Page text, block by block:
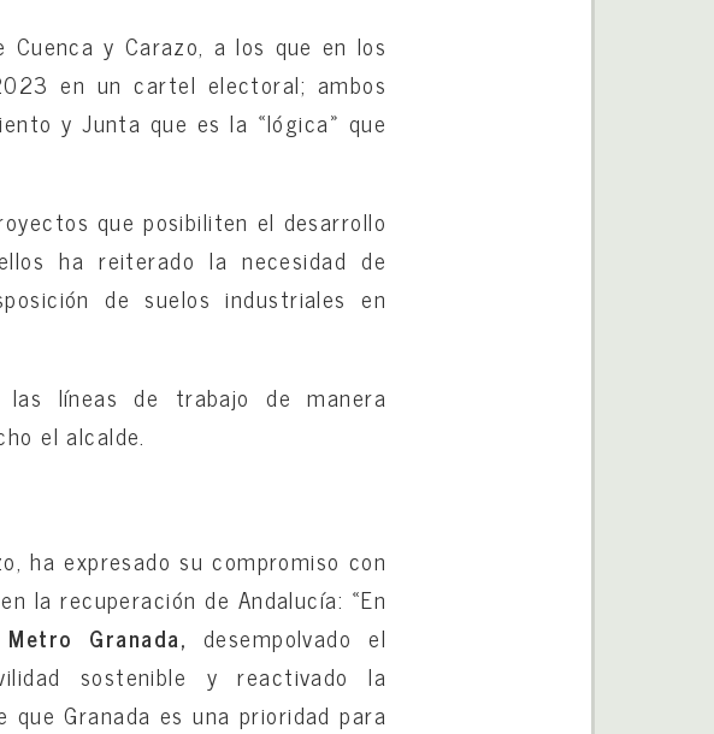
y Carazo, a los que en los
en un cartel electoral; ambos
y Junta que es la «lógica» que
que posibiliten el desarrollo
ha reiterado la necesidad de
de suelos industriales en
líneas de trabajo de manera
el alcalde.
ha expresado su compromiso con
la recuperación de Andalucía: «En
Metro Granada, desempolvado el
sostenible y reactivado la
Granada es una prioridad para